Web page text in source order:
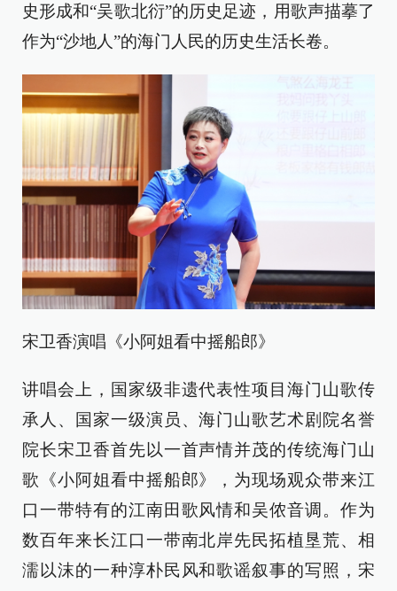
史形成和“吴歌北衍”的历史足迹，用歌声描摹了
作为“沙地人”的海门人民的历史生活长卷。
宋卫香演唱《小阿姐看中摇船郎》
讲唱会上，国家级非遗代表性项目海门山歌传
承人、国家一级演员、海门山歌艺术剧院名誉
院长宋卫香首先以一首声情并茂的传统海门山
歌《小阿姐看中摇船郎》，为现场观众带来江
口一带特有的江南田歌风情和吴侬音调。作为
数百年来长江口一带南北岸先民拓植垦荒、相
濡以沫的一种淳朴民风和歌谣叙事的写照，宋